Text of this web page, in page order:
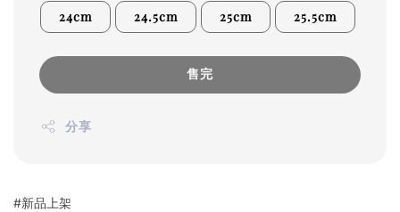
24cm 24.5cm 25cm 25.5cm
售完
分享
#新品上架